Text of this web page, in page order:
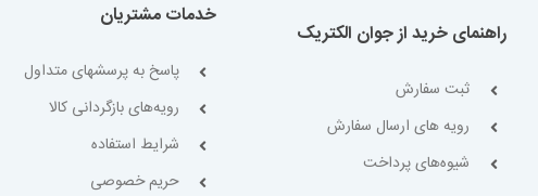
راهنمای خرید از جوان الکتریک
ثبت سفارش
رویه های ارسال سفارش
شیوه‌های پرداخت
خدمات مشتریان
پاسخ به پرسشهای متداول
رویه‌های بازگردانی کالا
شرایط استفاده
حریم خصوصی